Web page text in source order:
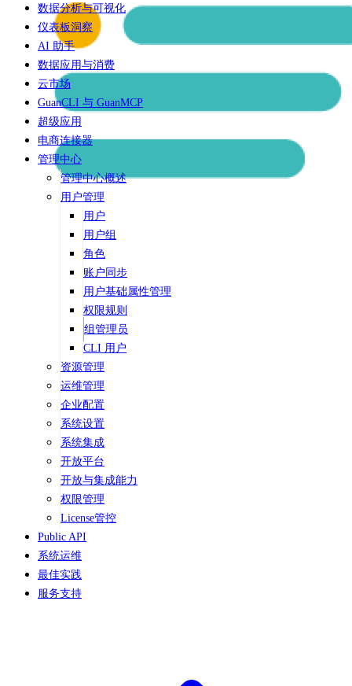
数据分析与可视化
仪表板洞察
AI 助手
数据应用与消费
云市场
GuanCLI 与 GuanMCP
超级应用
电商连接器
管理中心
管理中心概述
用户管理
用户
用户组
角色
账户同步
用户基础属性管理
权限规则
组管理员
CLI 用户
资源管理
运维管理
企业配置
系统设置
系统集成
开放平台
开放与集成能力
权限管理
License管控
Public API
系统运维
最佳实践
服务支持